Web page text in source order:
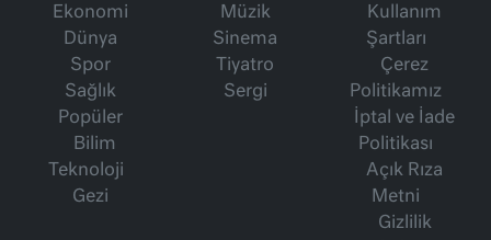
Ekonomi
Dünya
Spor
Sağlık
Popüler
Bilim
Teknoloji
Gezi
Müzik
Sinema
Tiyatro
Sergi
Kullanım
Şartları
Çerez
Politikamız
İptal ve İade
Politikası
Açık Rıza
Metni
Gizlilik